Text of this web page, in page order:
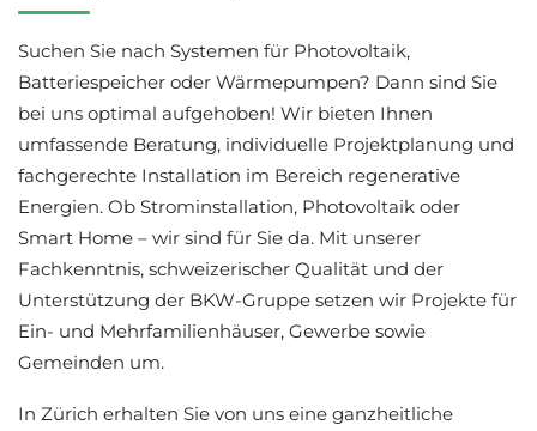
Suchen Sie nach Systemen für Photovoltaik,
Batteriespeicher oder Wärmepumpen? Dann sind Sie
bei uns optimal aufgehoben! Wir bieten Ihnen
umfassende Beratung, individuelle Projektplanung und
fachgerechte Installation im Bereich regenerative
Energien. Ob Strominstallation, Photovoltaik oder
Smart Home – wir sind für Sie da. Mit unserer
Fachkenntnis, schweizerischer Qualität und der
Unterstützung der BKW-Gruppe setzen wir Projekte für
Ein- und Mehrfamilienhäuser, Gewerbe sowie
Gemeinden um.
In Zürich erhalten Sie von uns eine ganzheitliche